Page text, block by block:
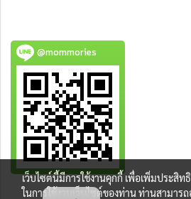
@mommories
เว็บไซต์นี้มีการใช้งานคุกกี้ เพื่อเพิ่มประสิ
ในการใช้งานเว็บไซต์ของท่าน ท่านสามาร